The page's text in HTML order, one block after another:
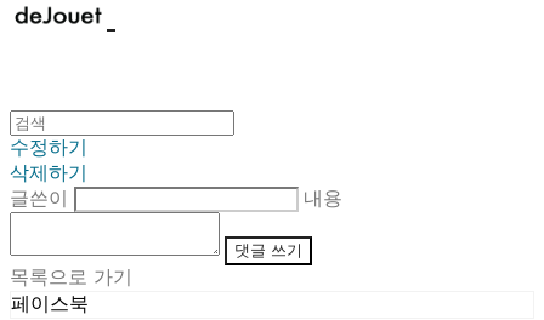
수정하기
삭제하기
글쓴이
내용
댓글 쓰기
목록으로 가기
페이스북